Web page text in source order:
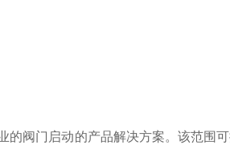
阀门启动的产品解决方案。该范围